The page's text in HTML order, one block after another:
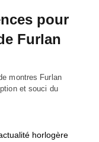
pour
Furlan
montres Furlan
et souci du
horlogère